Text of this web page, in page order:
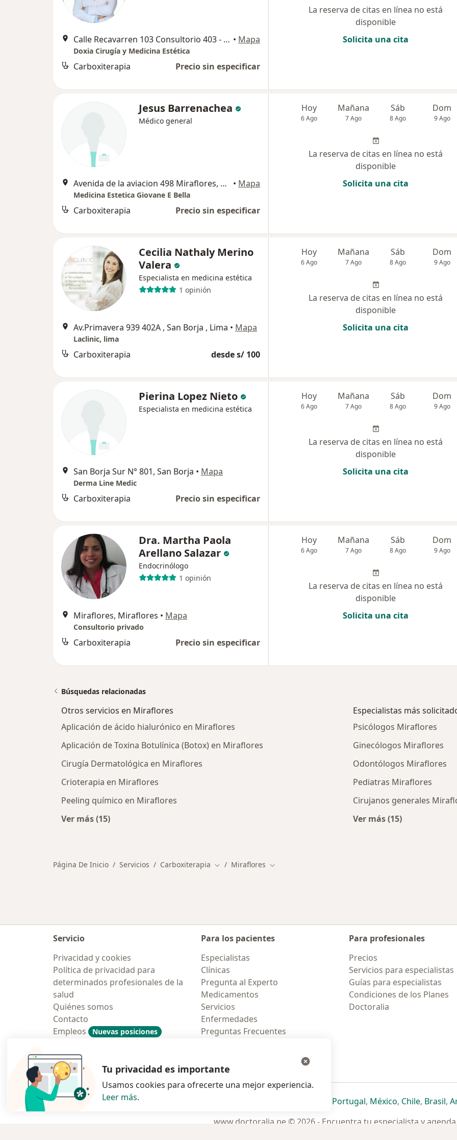
Calle Recavarren 103 Consultorio 403 - Miraflores, Lima • Mapa
Doxia Cirugía y Medicina Estética
Carboxiterapia Precio sin especificar
La reserva de citas en línea no está
disponible
Solicita una cita
Jesus Barrenachea
Médico general
Avenida de la aviacion 498 Miraflores, Miraflores • Mapa
Medicina Estetica Giovane E Bella
Carboxiterapia Precio sin especificar
Hoy
6 Ago
Mañana
7 Ago
Sáb
8 Ago
Dom
9 Ago
La reserva de citas en línea no está
disponible
Solicita una cita
Cecilia Nathaly Merino
Valera
Especialista en medicina estética
1 opinión
Av.Primavera 939 402A , San Borja , Lima • Mapa
Laclinic, lima
Carboxiterapia desde s/ 100
Hoy
6 Ago
Mañana
7 Ago
Sáb
8 Ago
Dom
9 Ago
La reserva de citas en línea no está
disponible
Solicita una cita
Pierina Lopez Nieto
Especialista en medicina estética
San Borja Sur N° 801, San Borja • Mapa
Derma Line Medic
Carboxiterapia Precio sin especificar
Hoy
6 Ago
Mañana
7 Ago
Sáb
8 Ago
Dom
9 Ago
La reserva de citas en línea no está
disponible
Solicita una cita
Dra. Martha Paola
Arellano Salazar
Endocrinólogo
1 opinión
Miraflores, Miraflores • Mapa
Consultorio privado
Carboxiterapia Precio sin especificar
Hoy
6 Ago
Mañana
7 Ago
Sáb
8 Ago
Dom
9 Ago
La reserva de citas en línea no está
disponible
Solicita una cita
Búsquedas relacionadas
Otros servicios en Miraflores
Aplicación de ácido hialurónico en Miraflores
Aplicación de Toxina Botulínica (Botox) en Miraflores
Cirugía Dermatológica en Miraflores
Crioterapia en Miraflores
Peeling químico en Miraflores
Ver más (15)
Especialistas más
Psicólogos Miraflores
Ginecólogos Miraflores
Odontólogos Miraflores
Pediatras Miraflores
Cirujanos generales
Ver más (15)
Página De Inicio Servicios Carboxiterapia Cambiar de ciudad
Miraflores Cambiar de ciudad
Servicio
Privacidad y cookies
Política de privacidad para
determinados profesionales de la
salud
Quiénes somos
Contacto
Empleos
Nuevas posiciones
Contratación
Para los pacientes
Especialistas
Clínicas
Pregunta al Experto
Medicamentos
Servicios
Enfermedades
Preguntas Frecuentes
Para profesionales
Precios
Servicios para especialistas
Guías para especialistas
Condiciones de los Planes
Doctoralia
Polska se abre en una nueva pestaña
se abre en una nueva pestaña
se abre en una nueva pestaña
se abre en una nueva pestaña
Portugalse abre en una nueva
, Méxicose abre en una
, Chilese abre
, Brasilse
,
www.doctoralia.pe © 2026 - Encuentra tu especialista y
Tu privacidad es importante
Usamos cookies para ofrecerte una mejor experiencia.
Leer más.